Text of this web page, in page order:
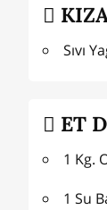
Sıvı
ET
1 Kg.
1 Su